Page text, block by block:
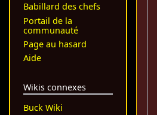
Babillard des chefs
Portail de la
communauté
Page au hasard
Aide
Wikis connexes
Buck Wiki